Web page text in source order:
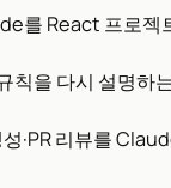
를 React 프로젝
칙을 다시 설명하
·PR 리뷰를